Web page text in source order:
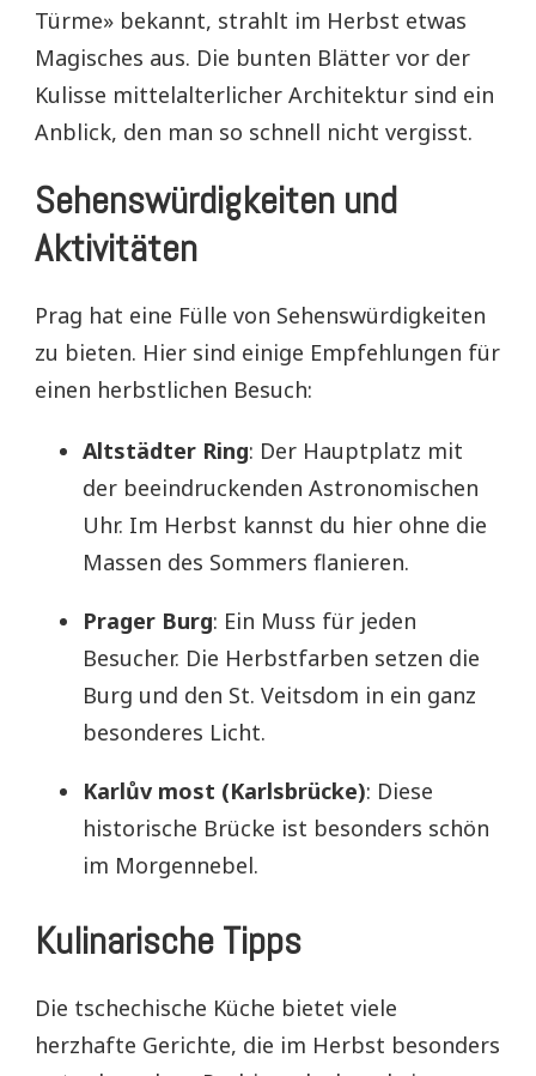
Türme» bekannt, strahlt im Herbst etwas
Magisches aus. Die bunten Blätter vor der
Kulisse mittelalterlicher Architektur sind ein
Anblick, den man so schnell nicht vergisst.
Sehenswürdigkeiten und
Aktivitäten
Prag hat eine Fülle von Sehenswürdigkeiten
zu bieten. Hier sind einige Empfehlungen für
einen herbstlichen Besuch:
Altstädter Ring: Der Hauptplatz mit
der beeindruckenden Astronomischen
Uhr. Im Herbst kannst du hier ohne die
Massen des Sommers flanieren.
Prager Burg: Ein Muss für jeden
Besucher. Die Herbstfarben setzen die
Burg und den St. Veitsdom in ein ganz
besonderes Licht.
Karlův most (Karlsbrücke): Diese
historische Brücke ist besonders schön
im Morgennebel.
Kulinarische Tipps
Die tschechische Küche bietet viele
herzhafte Gerichte, die im Herbst besonders